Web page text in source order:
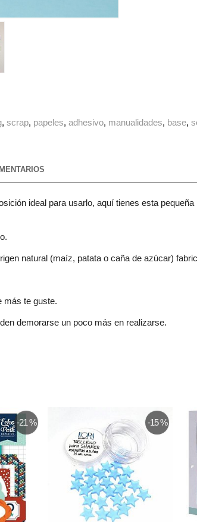
scrap papeles adhesivo manualidades base
ideal para usarlo, aquí tienes esta
natural (maíz, patata o caña de azúcar)
más te guste.
demorarse un poco más en realizarse.
-21 % -15 %